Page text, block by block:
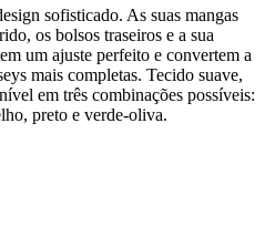
sofisticado. As suas mangas
os bolsos traseiros e a sua
um ajuste perfeito e convertem a
mais completas. Tecido suave,
em três combinações possíveis:
preto e verde-oliva.